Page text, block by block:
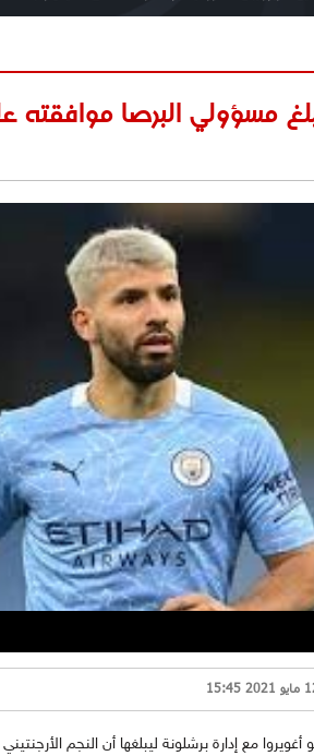
مسؤولي البرصا موافقته
مع إدارة برشلونة ليبلغها أن النجم